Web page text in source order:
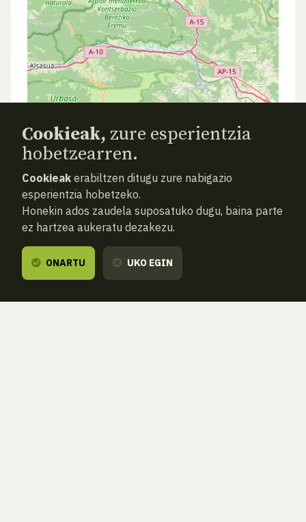
Cookieak, zure esperientzia
hobetzearren.
Cookieak erabiltzen ditugu zure nabigazio
esperientzia hobetzeko.
Honekin ados zaudela suposatuko dugu, baina parte
ez hartzea aukeratu dezakezu.
ONARTU UKO EGIN